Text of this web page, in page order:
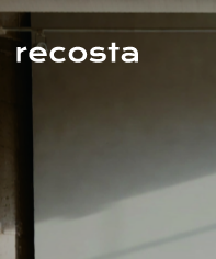
空間が感性を刺激する──
撮影空間の「これまで」
「空間が感性を刺激する
その考え方から始まる表現
表現を生み出すための重
自然光の入り方、家具の
そのすべてが作品の印象
住宅風のリビング、モダ
そして静かな古民家──そ
クリエイターの表現を支え
撮影者、被写体、そしてそ
目黒で出会う、感性を刺
光・静寂・素材が語り合
都会の余白が、あなたの
東京・目黒区は、洗練と
高感度なショップやギャ
そんなコントラストこそ
や映像クリエイターに愛
目黒エリアには、自然光
優れた撮影スタジオが数多
ファッション、アート、
テンツ――
それぞれの作品テーマに応
います。
光・緑・デザインが共鳴
あなたの作品に“ちょうど
都心の喧騒から少し離れた
自然光と緑に恵まれた撮
ファッション、ライフス
あらゆるクリエイティブ
この記事では、「どんな
世田谷エリアのおすすめ
光・デザイン・空間構成
あなたのイメージを最も引